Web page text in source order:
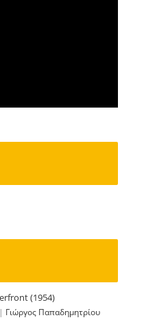
(1954)
| Γιώργος Παπαδημητρίου